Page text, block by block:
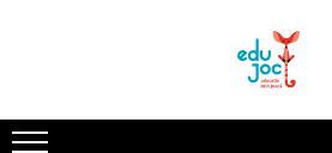
1-2 ani